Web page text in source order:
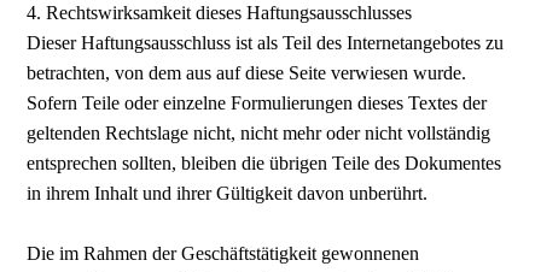
4. Rechtswirksamkeit dieses Haftungsausschlusses
Dieser Haftungsausschluss ist als Teil des Internetangebotes zu
betrachten, von dem aus auf diese Seite verwiesen wurde.
Sofern Teile oder einzelne Formulierungen dieses Textes der
geltenden Rechtslage nicht, nicht mehr oder nicht vollständig
entsprechen sollten, bleiben die übrigen Teile des Dokumentes
in ihrem Inhalt und ihrer Gültigkeit davon unberührt.
Die im Rahmen der Geschäftstätigkeit gewonnenen